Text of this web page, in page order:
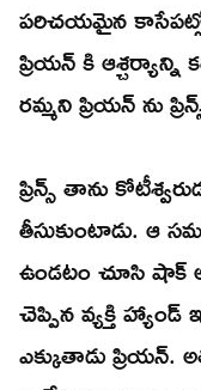
పరిచయమైన
ప్రియన్ కి ఆశ్చర్యాన్ని
రమ్మని ప్రియన్ ను
ప్రిన్స్ తాను
తీసుకుంటాడు. ఆ
ఉండటం చూసి షాక్
చెప్పిన వ్యక్తి
ఎక్కుతాడు ప్రియన్.